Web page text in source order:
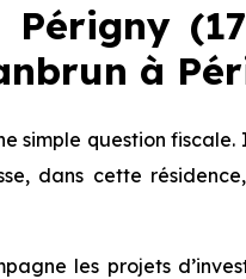
à
simple question fiscale.
dans cette
les projets